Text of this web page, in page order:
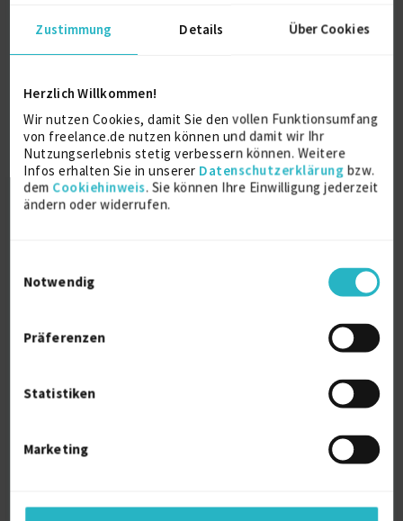
Zustimmung Details Über Cookies
Herzlich Willkommen!
Wir nutzen Cookies, damit Sie den vollen Funktionsumfang
von freelance.de nutzen können und damit wir Ihr
Nutzungserlebnis stetig verbessern können. Weitere
Infos erhalten Sie in unserer Datenschutzerklärung bzw.
dem Cookiehinweis. Sie können Ihre Einwilligung jederzeit
ändern oder widerrufen.
Notwendig
Präferenzen
Statistiken
Marketing
Interim Product Lead | Digital
zuletzt online vor wenigen Tagen
Produktmanagement
16 J.
E-Commerce
14 J.
Digitale Transformation
7 J.
D-41516 Grevenbroich
Strategische Kommunikation | Content,